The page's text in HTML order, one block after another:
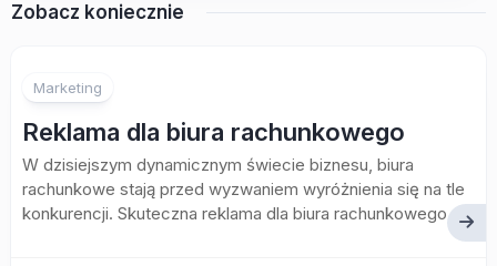
Zobacz koniecznie
Marketing
Reklama dla biura rachunkowego
W dzisiejszym dynamicznym świecie biznesu, biura
rachunkowe stają przed wyzwaniem wyróżnienia się na tle
konkurencji. Skuteczna reklama dla biura rachunkowego...